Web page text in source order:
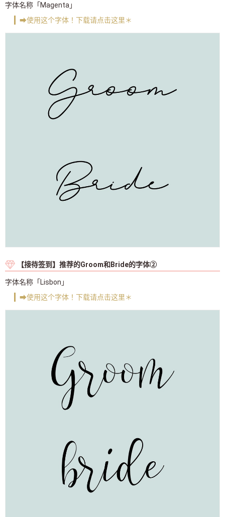
字体名称「Magenta」
➡使用这个字体！下载请点击这里＊
【接待签到】推荐的Groom和Bride的字体②
字体名称「Lisbon」
➡使用这个字体！下载请点击这里＊